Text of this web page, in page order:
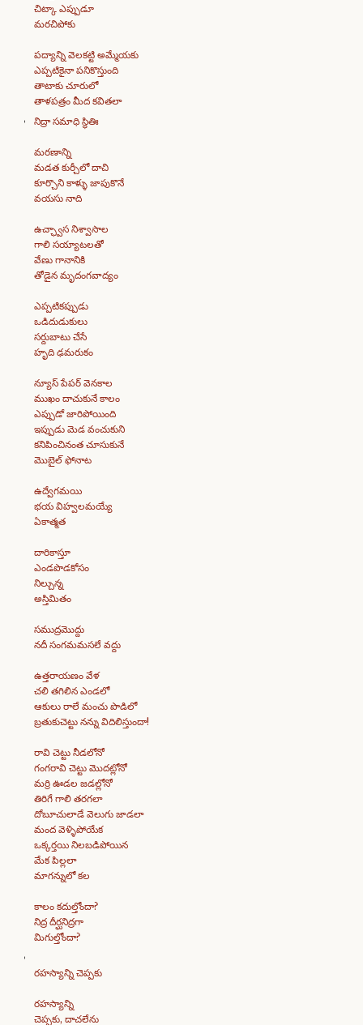
చిట్కా ఎప్పుడూ
మరచిపోకు
పద్యాన్ని వెలకట్టి అమ్మేయకు
ఎప్పటికైనా పనికొస్తుంది
తాటాకు చూరులో
తాళపత్రం మీద కవితలా
నిద్రా సమాధి స్థితిః
మరణాన్ని
మడత కుర్చీలో దాచి
కూర్చొని కాళ్ళు జాపుకొనే
వయసు నాది
ఉచ్ఛ్వాస నిశ్వాసాల
గాలి సయ్యాటలతో
వేణు గానానికి
తోడైన మృదంగవాద్యం
ఎప్పటికప్పుడు
ఒడిదుడుకులు
సర్దుబాటు చేసే
హృది ఢమరుకం
న్యూస్ పేపర్ వెనకాల
ముఖం దాచుకునే కాలం
ఎప్పుడో జారిపోయింది
ఇప్పుడు మెడ వంచుకుని
కనిపించినంత చూసుకునే
మొబైల్ ఫోనాట
ఉద్వేగమయి
భయ విహ్వలమయ్యే
ఏకాత్మత
దారికాస్తూ
ఎండపొడకోసం
నిల్చున్న
అస్తిమితం
సముద్రమొద్దు
నదీ సంగమమసలే వద్దు
ఉత్తరాయణం వేళ
చలి తగిలిన ఎండలో
ఆకులు రాలే మంచు పొడిలో
బ్రతుకుచెట్టు నన్ను విదిలిస్తుందా!
రావి చెట్టు నీడలోనో
గంగరావి చెట్టు మొదట్లోనో
మర్రి ఊడల జడల్లోనో
తిరిగే గాలి తరగలా
దోబూచులాడే వెలుగు జాడలా
మంద వెళ్ళిపోయేక
ఒక్కర్తయి నిలబడిపోయిన
మేక పిల్లలా
మాగన్నులో కల
కాలం కదుల్తోందా?
నిద్ర దీర్ఘనిద్రగా
మిగుల్తోందా?
రహస్యాన్ని చెప్పకు
రహస్యాన్ని
చెప్పకు, దాచలేను